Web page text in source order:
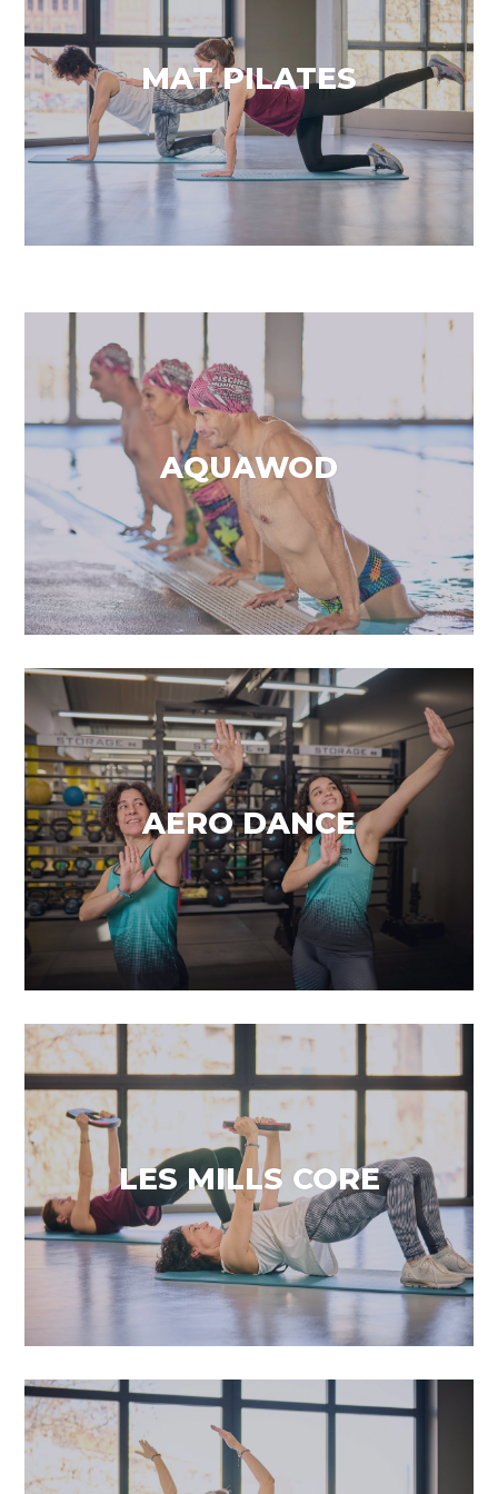
MAT PILATES
Treballa amb tot el cos
VEURE MÉS
AQUAWOD
Treballant amb l’aigua
VEURE MÉS
AERO DANCE
Divertides coreografies
VEURE MÉS
LES MILLS CORE
Tonifica el core
VEURE MÉS